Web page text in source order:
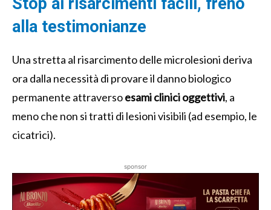
alla testimonianze
Una stretta al risarcimento delle microlesioni deriva
ora dalla necessità di provare il danno biologico
permanente attraversoesami clinici oggettivi, a
meno che non si tratti di lesioni visibili (ad esempio, le
cicatrici).
sponsor